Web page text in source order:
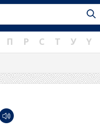
П Р С Т У Ү